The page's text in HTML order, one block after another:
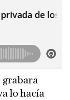
grabara
lo hacía